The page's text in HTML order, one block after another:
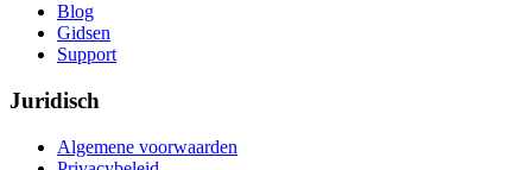
Blog
Gidsen
Support
Juridisch
Algemene voorwaarden